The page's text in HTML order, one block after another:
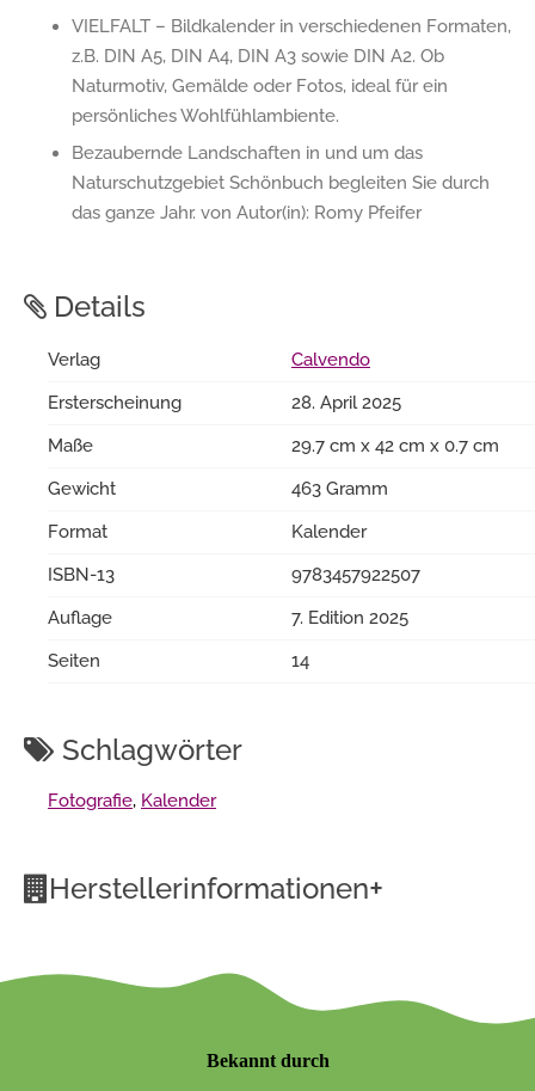
VIELFALT – Bildkalender in verschiedenen Formaten,
z.B. DIN A5, DIN A4, DIN A3 sowie DIN A2. Ob
Naturmotiv, Gemälde oder Fotos, ideal für ein
persönliches Wohlfühlambiente.
Bezaubernde Landschaften in und um das
Naturschutzgebiet Schönbuch begleiten Sie durch
das ganze Jahr. von Autor(in): Romy Pfeifer
Details
Verlag
Calvendo
Ersterscheinung
28. April 2025
Maße
29.7 cm x 42 cm x 0.7 cm
Gewicht
463 Gramm
Format
Kalender
ISBN-13
9783457922507
Auflage
7. Edition 2025
Seiten
14
Schlagwörter
Fotografie, Kalender
Herstellerinformationen+
Bekannt durch